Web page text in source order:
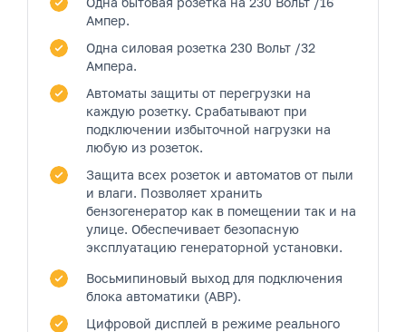
Ампер.
Одна силовая розетка 230 Вольт /32
Ампера.
Автоматы защиты от перегрузки на
каждую розетку. Срабатывают при
подключении избыточной нагрузки на
любую из розеток.
Защита всех розеток и автоматов от пыли
и влаги. Позволяет хранить
бензогенератор как в помещении так и на
улице. Обеспечивает безопасную
эксплуатацию генераторной установки.
Восьмипиновый выход для подключения
блока автоматики (АВР).
Цифровой дисплей в режиме реального